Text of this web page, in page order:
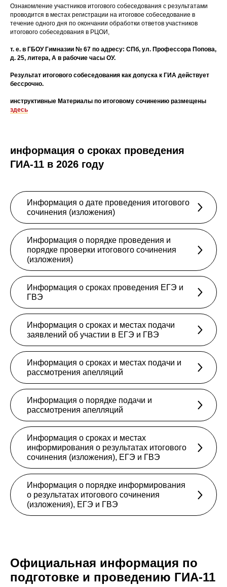
Ознакомление участников итогового собеседования с результатами
проводится в местах регистрации на итоговое собеседование в
течение одного дня по окончании обработки ответов участников
итогового собеседования в РЦОИ,
т. е. в ГБОУ Гимназии № 67 по адресу: СПб, ул. Профессора Попова,
д. 25, литера, А в рабочие часы ОУ.
Результат итогового собеседования как допуска к ГИА действует
бессрочно.
инструктивные Материалы по итоговому сочинению размещены
здесь
информация о сроках проведения
ГИА-11 в 2026 году
Информация о дате проведения итогового
сочинения (изложения)
Информация о порядке проведения и
порядке проверки итогового сочинения
(изложения)
Информация о сроках проведения ЕГЭ и
ГВЭ
Информация о сроках и местах подачи
заявлений об участии в ЕГЭ и ГВЭ
Информация о сроках и местах подачи и
рассмотрения апелляций
Информация о порядке подачи и
рассмотрения апелляций
Информация о сроках и местах
информирования о результатах итогового
сочинения (изложения), ЕГЭ и ГВЭ
Информация о порядке информирования
о результатах итогового сочинения
(изложения), ЕГЭ и ГВЭ
Официальная информация по
подготовке и проведению ГИА-11